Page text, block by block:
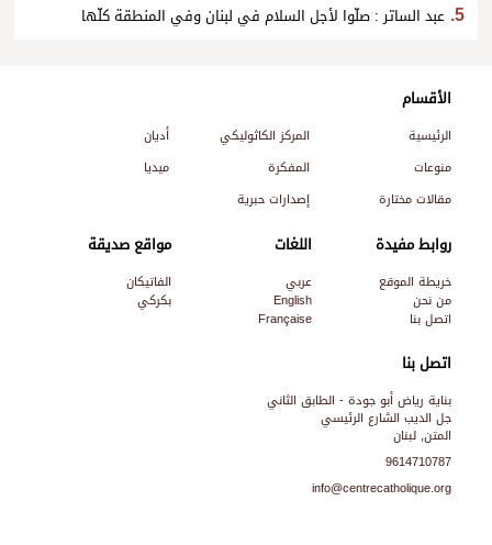
عبد الساتر : صلّوا لأجل السلام في لبنان وفي المنطقة كلّها
اتصل بنا
بناية رياض أبو جودة - الطابق الثاني
جل الديب الشارع الرئيسي
المتن, لبنان
9614710787
info@centrecatholique.org
الأقسام
الرئيسية المركز الكاثوليكي
أديان
منوعات
المفكرة
ميديا
مقالات مختارة
إصدارات حبرية
روابط مفيدة
خريطة الموقع
من نحن
اتصل بنا
اللغات
عربي
English
Française
مواقع صديقة
الفاتيكان
بكركي